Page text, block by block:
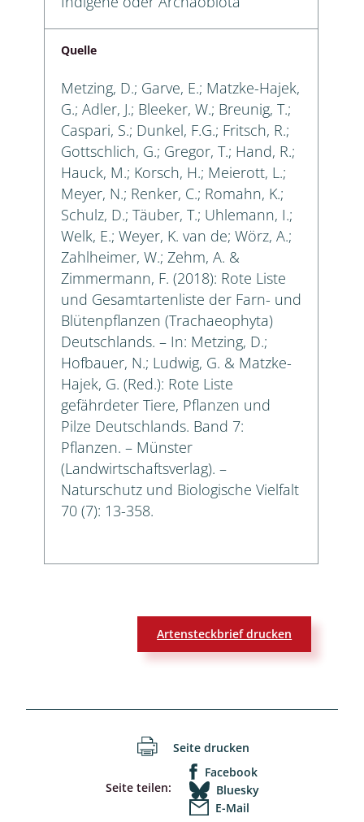
Quelle
Metzing, D.; Garve, E.; Matzke-Hajek,
G.; Adler, J.; Bleeker, W.; Breunig, T.;
Caspari, S.; Dunkel, F.G.; Fritsch, R.;
Gottschlich, G.; Gregor, T.; Hand, R.;
Hauck, M.; Korsch, H.; Meierott, L.;
Meyer, N.; Renker, C.; Romahn, K.;
Schulz, D.; Täuber, T.; Uhlemann, I.;
Welk, E.; Weyer, K. van de; Wörz, A.;
Zahlheimer, W.; Zehm, A. &
Zimmermann, F. (2018): Rote Liste
und Gesamtartenliste der Farn- und
Blütenpflanzen (Trachaeophyta)
Deutschlands. – In: Metzing, D.;
Hofbauer, N.; Ludwig, G. & Matzke-
Hajek, G. (Red.): Rote Liste
gefährdeter Tiere, Pflanzen und
Pilze Deutschlands. Band 7:
Pflanzen. – Münster
(Landwirtschaftsverlag). –
Naturschutz und Biologische Vielfalt
70 (7): 13-358.
Artensteckbrief drucken
Seite drucken
Seite teilen:
Facebook
Bluesky
E-Mail